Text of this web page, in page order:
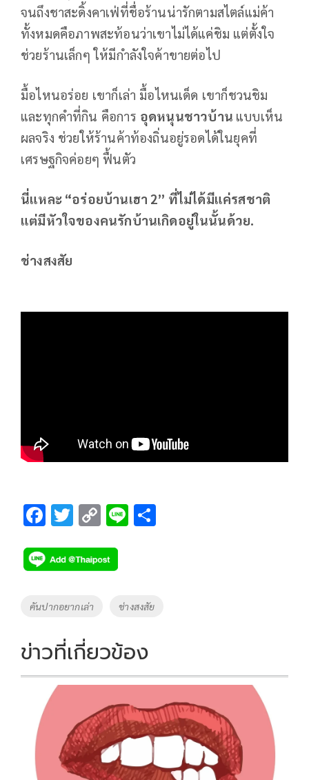
จนถึงชาสะดิ้งคาเฟ่ที่ชื่อร้านน่ารักตามสไตล์แม่ค้า
ทั้งหมดคือภาพสะท้อนว่าเขาไม่ได้แค่ชิม แต่ตั้งใจ
ช่วยร้านเล็กๆ ให้มีกำลังใจค้าขายต่อไป
มื้อไหนอร่อย เขาก็เล่า มื้อไหนเด็ด เขาก็ชวนชิม
และทุกคำที่กิน คือการ อุดหนุนชาวบ้าน แบบเห็น
ผลจริง ช่วยให้ร้านค้าท้องถิ่นอยู่รอดได้ในยุคที่
เศรษฐกิจค่อยๆ ฟื้นตัว
นี่แหละ “อร่อยบ้านเฮา 2” ที่ไม่ได้มีแค่รสชาติ
แต่มีหัวใจของคนรักบ้านเกิดอยู่ในนั้นด้วย.
ช่างสงสัย
F
e
b
o
k
T
tt
er
C
p
y
Li
k
Li
Tags
คันปากอยากเล่า ช่างสงสัย
ข่าวที่เกี่ยวข้อง